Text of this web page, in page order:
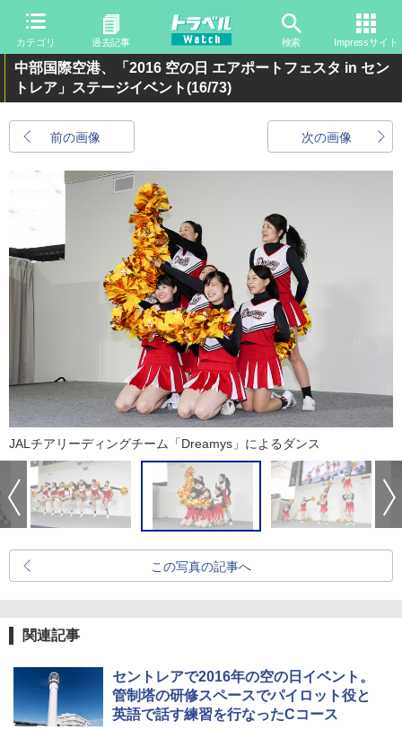
カテゴリ 過去記事 検索 Impressサイト
中部国際空港、「2016 空の日 エアポートフェスタ in セン
トレア」ステージイベント(16/73)
前の画像 次の画像
JALチアリーディングチーム「Dreamys」によるダンス
この写真の記事へ
関連記事
セントレアで2016年の空の日イベント。
管制塔の研修スペースでパイロット役と
英語で話す練習を行なったCコース